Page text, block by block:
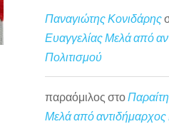
Παναγιώτης Κονιδάρης
Ευαγγελίας Μελά από
Πολιτισμού
παραόμιλος στο
Μελά από αντιδήμαρχος